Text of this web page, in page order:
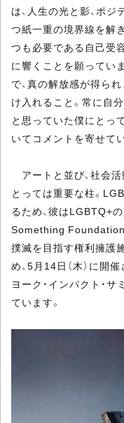
は、人生の光と影、ポ
つ紙一重の境界線を解
つも必要である自己受
に響くことを願ってい
で、真の解放感が得ら
け入れること。常に自
と思っていた僕にとっ
いてコメントを寄せて
アートと並び、社会
とっては重要な柱。
るため、彼はLGBTQ+
Something
撲滅を目指す権利擁護
め、5月14日（木）に開
ヨーク・インパクト・
ています。